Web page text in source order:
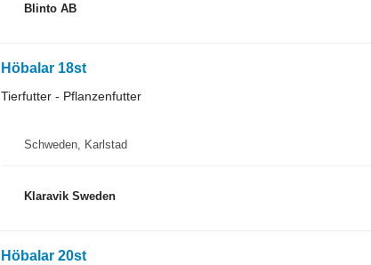
Blinto AB
Höbalar 18st
Tierfutter - Pflanzenfutter
Schweden, Karlstad
Klaravik Sweden
Höbalar 20st